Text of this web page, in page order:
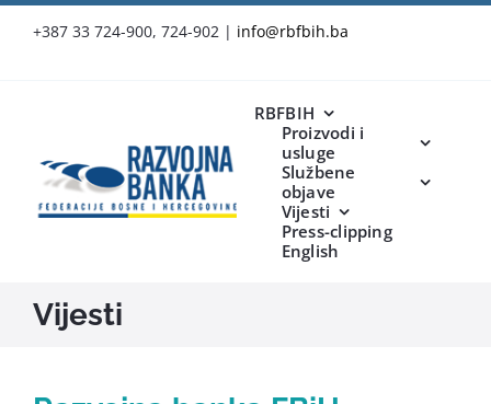
+387 33 724-900, 724-902 | info@rbfbih.ba
RBFBIH
Proizvodi i
usluge
Službene
objave
Vijesti
Press-clipping
English
Vijesti